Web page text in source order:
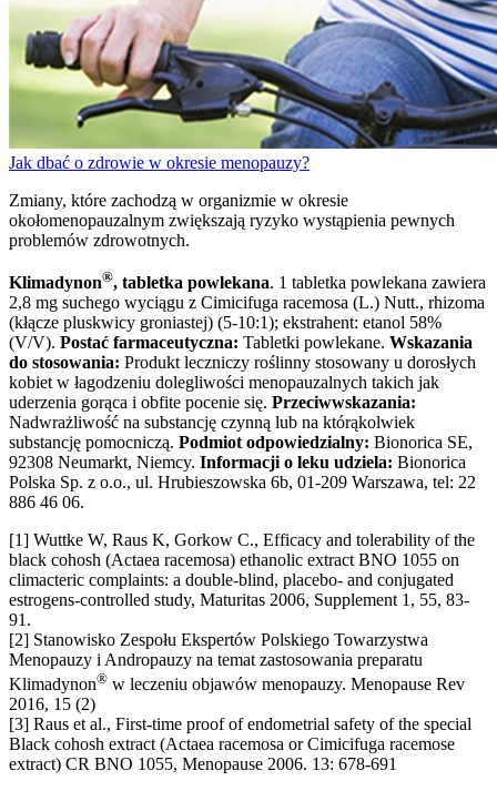
Jak dbać o zdrowie w okresie menopauzy?
Zmiany, które zachodzą w organizmie w okresie
okołomenopauzalnym zwiększają ryzyko wystąpienia pewnych
problemów zdrowotnych.
Klimadynon®, tabletka powlekana. 1 tabletka powlekana zawiera
2,8 mg suchego wyciągu z Cimicifuga racemosa (L.) Nutt., rhizoma
(kłącze pluskwicy groniastej) (5-10:1); ekstrahent: etanol 58%
(V/V). Postać farmaceutyczna: Tabletki powlekane. Wskazania
do stosowania: Produkt leczniczy roślinny stosowany u dorosłych
kobiet w łagodzeniu dolegliwości menopauzalnych takich jak
uderzenia gorąca i obfite pocenie się. Przeciwwskazania:
Nadwrażliwość na substancję czynną lub na którąkolwiek
substancję pomocniczą. Podmiot odpowiedzialny: Bionorica SE,
92308 Neumarkt, Niemcy. Informacji o leku udziela: Bionorica
Polska Sp. z o.o., ul. Hrubieszowska 6b, 01-209 Warszawa, tel: 22
886 46 06.
[1] Wuttke W, Raus K, Gorkow C., Efficacy and tolerability of the
black cohosh (Actaea racemosa) ethanolic extract BNO 1055 on
climacteric complaints: a double-blind, placebo- and conjugated
estrogens-controlled study, Maturitas 2006, Supplement 1, 55, 83-
91.
[2] Stanowisko Zespołu Ekspertów Polskiego Towarzystwa
Menopauzy i Andropauzy na temat zastosowania preparatu
Klimadynon® w leczeniu objawów menopauzy. Menopause Rev
2016, 15 (2)
[3] Raus et al., First-time proof of endometrial safety of the special
Black cohosh extract (Actaea racemosa or Cimicifuga racemose
extract) CR BNO 1055, Menopause 2006. 13: 678-691